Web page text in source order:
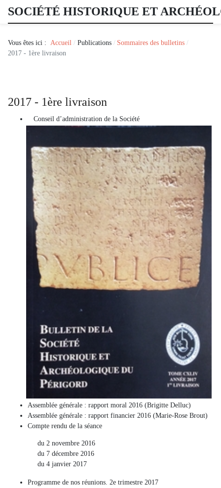
SOCIÉTÉ HISTORIQUE ET
Vous êtes ici : Accueil Publications
Sommaires des bulletins
2017 - 1ère livraison
2017 - 1ère livraison
Conseil d’administration de la Société
Assemblée générale : rapport moral 2016 (Brigitte Delluc)
Assemblée générale : rapport financier 2016 (Marie-Rose Brout)
Compte rendu de la séance
du 2 novembre 2016
du 7 décembre 2016
du 4 janvier 2017
Programme de nos réunions. 2e trimestre 2017